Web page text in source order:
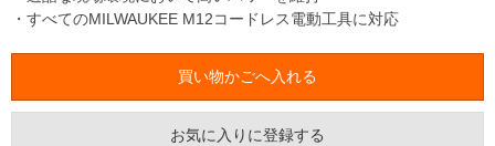
・すべてのMILWAUKEE M12コードレス電動工具に対応
お気に入りに登録する